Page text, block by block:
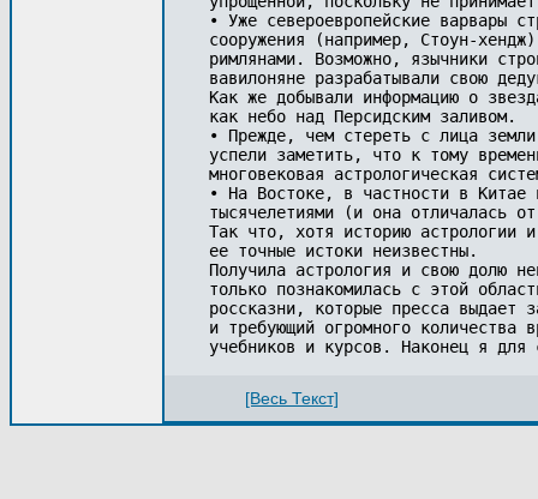
• Уже североевропейские варвары
сооружения (например, Стоун-
римлянами. Возможно, язычники
вавилоняне разрабатывали свою
Как же добывали информацию о
как небо над Персидским заливом.
• Прежде, чем стереть с лица
успели заметить, что к тому
многовековая астрологическая
• На Востоке, в частности в
тысячелетиями (и она отличалась
Так что, хотя историю астрологии
ее точные истоки неизвестны.
Получила астрология и свою долю
только познакомилась с этой
россказни, которые пресса выдает
и требующий огромного количества
[Весь Текст]